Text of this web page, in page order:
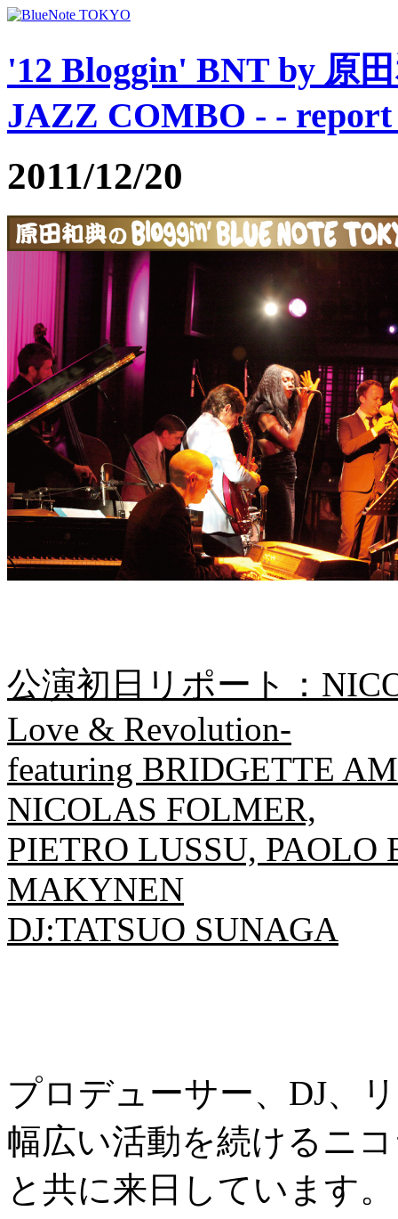
'12 Bloggin' BNT by 原
JAZZ COMBO - -
2011/12/20
公演初日リポート：
Love & Revolution-
featuring BRIDGETTE
NICOLAS FOLMER,
PIETRO LUSSU,
MAKYNEN
DJ:TATSUO SUNAGA
プロデューサー、DJ、
幅広い活動を続けるニ
と共に来日しています。